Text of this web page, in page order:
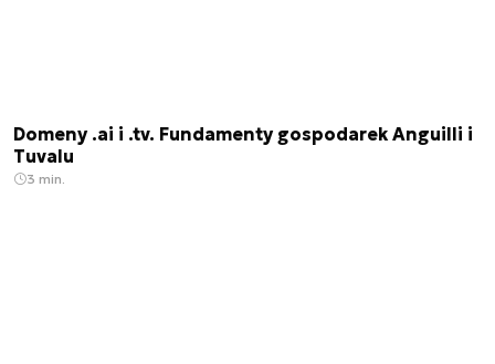
Domeny .ai i .tv. Fundamenty gospodarek Anguilli i
Tuvalu
3 min.